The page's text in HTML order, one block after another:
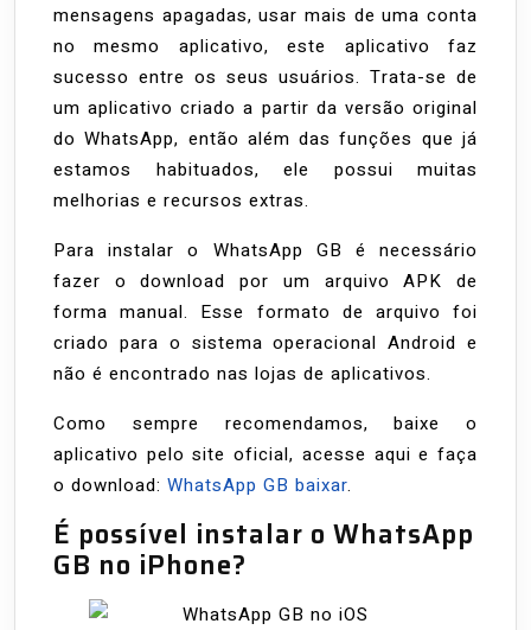
mensagens apagadas, usar mais de uma conta
no mesmo aplicativo, este aplicativo faz
sucesso entre os seus usuários. Trata-se de
um aplicativo criado a partir da versão original
do WhatsApp, então além das funções que já
estamos habituados, ele possui muitas
melhorias e recursos extras.
Para instalar o WhatsApp GB é necessário
fazer o download por um arquivo APK de
forma manual. Esse formato de arquivo foi
criado para o sistema operacional Android e
não é encontrado nas lojas de aplicativos.
Como sempre recomendamos, baixe o
aplicativo pelo site oficial, acesse aqui e faça
o download: WhatsApp GB baixar.
É possível instalar o WhatsApp
GB no iPhone?